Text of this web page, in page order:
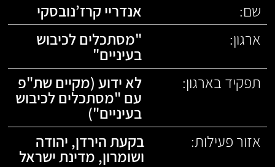
שם:
אנדריי קרז’נובסקי
ארגון:
"מסתכלים לכיבוש
בעיניים"
תפקיד בארגון:
לא ידוע (מקיים שת"פ
עם "מסתכלים לכיבוש
בעיניים")
אזור פעילות:
בקעת הירדן, יהודה
ושומרון, מדינת ישראל